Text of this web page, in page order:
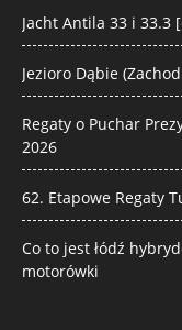
Jacht Antila 33 i 33.3
Jezioro Dąbie
Regaty o Puchar
2026
62. Etapowe Regaty
Co to jest łódź
motorówki